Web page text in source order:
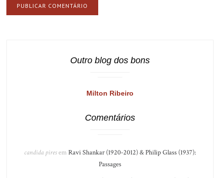
Outro blog dos bons
Milton Ribeiro
Comentários
candida piresem Ravi Shankar (1920-2012) & Philip Glass (1937):
Passages